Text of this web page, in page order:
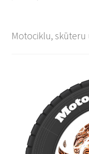
Motociklu,